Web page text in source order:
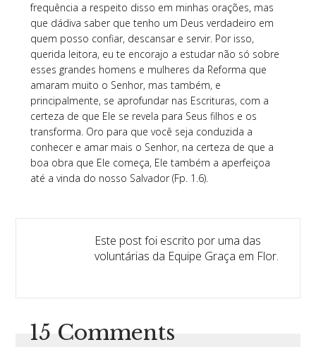
frequência a respeito disso em minhas orações, mas
que dádiva saber que tenho um Deus verdadeiro em
quem posso confiar, descansar e servir. Por isso,
querida leitora, eu te encorajo a estudar não só sobre
esses grandes homens e mulheres da Reforma que
amaram muito o Senhor, mas também, e
principalmente, se aprofundar nas Escrituras, com a
certeza de que Ele se revela para Seus filhos e os
transforma. Oro para que você seja conduzida a
conhecer e amar mais o Senhor, na certeza de que a
boa obra que Ele começa, Ele também a aperfeiçoa
até a vinda do nosso Salvador (Fp. 1.6).
Este post foi escrito por uma das
voluntárias da Equipe Graça em Flor.
15 Comments